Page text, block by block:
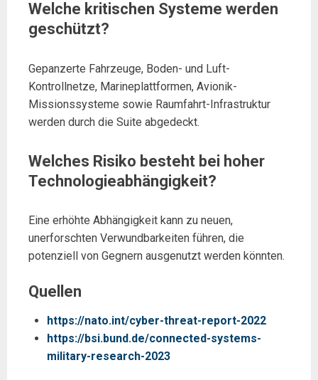
Welche kritischen Systeme werden
geschützt?
Gepanzerte Fahrzeuge, Boden- und Luft-
Kontrollnetze, Marineplattformen, Avionik-
Missionssysteme sowie Raumfahrt-Infrastruktur
werden durch die Suite abgedeckt.
Welches Risiko besteht bei hoher
Technologieabhängigkeit?
Eine erhöhte Abhängigkeit kann zu neuen,
unerforschten Verwundbarkeiten führen, die
potenziell von Gegnern ausgenutzt werden könnten.
Quellen
https://nato.int/cyber-threat-report-2022
https://bsi.bund.de/connected-systems-
military-research-2023